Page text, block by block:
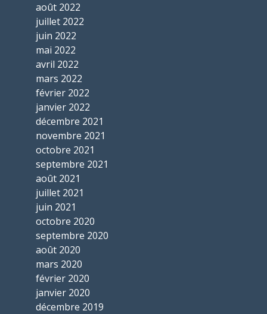
août 2022
juillet 2022
juin 2022
mai 2022
avril 2022
mars 2022
février 2022
janvier 2022
décembre 2021
novembre 2021
octobre 2021
septembre 2021
août 2021
juillet 2021
juin 2021
octobre 2020
septembre 2020
août 2020
mars 2020
février 2020
janvier 2020
décembre 2019